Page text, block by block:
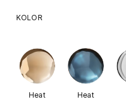
KOLOR
Heat
Heat